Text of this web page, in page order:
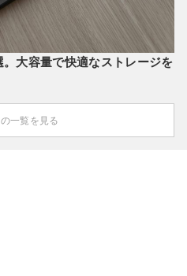
大容量で快適なストレージを
一覧を見る